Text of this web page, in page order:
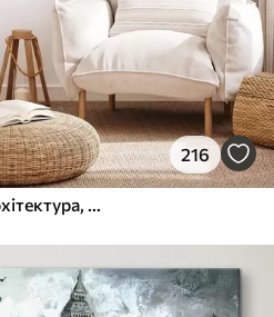
216
Захід сонця на балконі, архітектура, квітучі квіти, акварельний стиль, середземноморський